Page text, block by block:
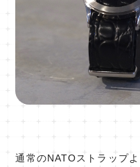
通常のNATOストラップ